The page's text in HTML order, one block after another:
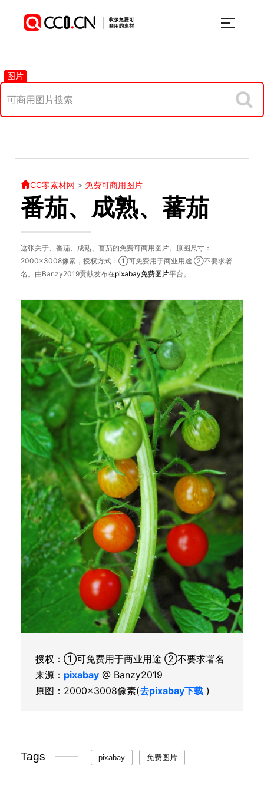
图片
CC零素材网 > 免费可商用图片
番茄、成熟、蕃茄
这张关于、番茄、成熟、蕃茄的免费可商用图片。原图尺寸：
2000×3008像素，授权方式：①可免费用于商业用途 ②不要求署
名。由Banzy2019贡献发布在pixabay免费图片平台。
授权：①可免费用于商业用途 ②不要求署名
来源： pixabay @ Banzy2019
原图：2000×3008像素(去pixabay下载 )
Tags pixabay 免费图片